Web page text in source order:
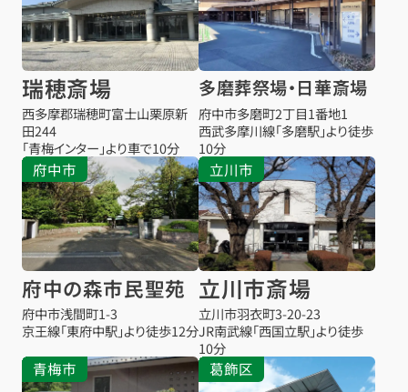
瑞穂斎場
西多摩郡瑞穂町富士山栗原新
田244
「青梅インター」より車で10分
多磨葬祭場・日華斎場
府中市多磨町2丁目1番地1
西武多摩川線「多磨駅」より徒歩
10分
府中市
府中の森市民聖苑
府中市浅間町1-3
京王線「東府中駅」より徒歩12分
立川市
立川市斎場
立川市羽衣町3-20-23
JR南武線「西国立駅」より徒歩
10分
青梅市 葛飾区